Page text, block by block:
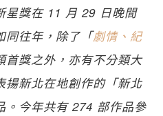
星獎在 11 月 29 日晚間
同往年，除了「劇情、紀
首獎之外，亦有不分類大
揚新北在地創作的「新北
。今年共有 274 部作品參